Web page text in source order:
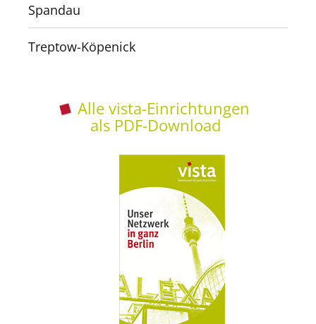
Spandau
Treptow-Köpenick
Alle vista-Einrichtungen
als PDF-Download